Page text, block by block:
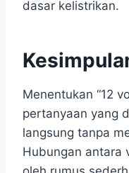
dasar kelistrikan.
Menentukan “12
pertanyaan yang
langsung tanpa
Hubungan antara